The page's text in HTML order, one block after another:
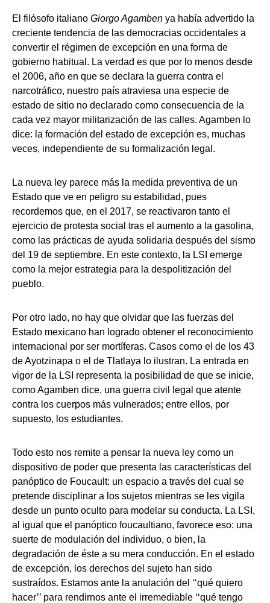
El filósofo italiano Giorgo Agamben ya había advertido la
creciente tendencia de las democracias occidentales a
convertir el régimen de excepción en una forma de
gobierno habitual. La verdad es que por lo menos desde
el 2006, año en que se declara la guerra contra el
narcotráfico, nuestro país atraviesa una especie de
estado de sitio no declarado como consecuencia de la
cada vez mayor militarización de las calles. Agamben lo
dice: la formación del estado de excepción es, muchas
veces, independiente de su formalización legal.
La nueva ley parece más la medida preventiva de un
Estado que ve en peligro su estabilidad, pues
recordemos que, en el 2017, se reactivaron tanto el
ejercicio de protesta social tras el aumento a la gasolina,
como las prácticas de ayuda solidaria después del sismo
del 19 de septiembre. En este contexto, la LSI emerge
como la mejor estrategia para la despolitización del
pueblo.
Por otro lado, no hay que olvidar que las fuerzas del
Estado mexicano han logrado obtener el reconocimiento
internacional por ser mortíferas. Casos como el de los 43
de Ayotzinapa o el de Tlatlaya lo ilustran. La entrada en
vigor de la LSI representa la posibilidad de que se inicie,
como Agamben dice, una guerra civil legal que atente
contra los cuerpos más vulnerados; entre ellos, por
supuesto, los estudiantes.
Todo esto nos remite a pensar la nueva ley como un
dispositivo de poder que presenta las características del
panóptico de Foucault: un espacio a través del cual se
pretende disciplinar a los sujetos mientras se les vigila
desde un punto oculto para modelar su conducta. La LSI,
al igual que el panóptico foucaultiano, favorece eso: una
suerte de modulación del individuo, o bien, la
degradación de éste a su mera conducción. En el estado
de excepción, los derechos del sujeto han sido
sustraídos. Estamos ante la anulación del ‘‘qué quiero
hacer’’ para rendirnos ante el irremediable ‘‘qué tengo